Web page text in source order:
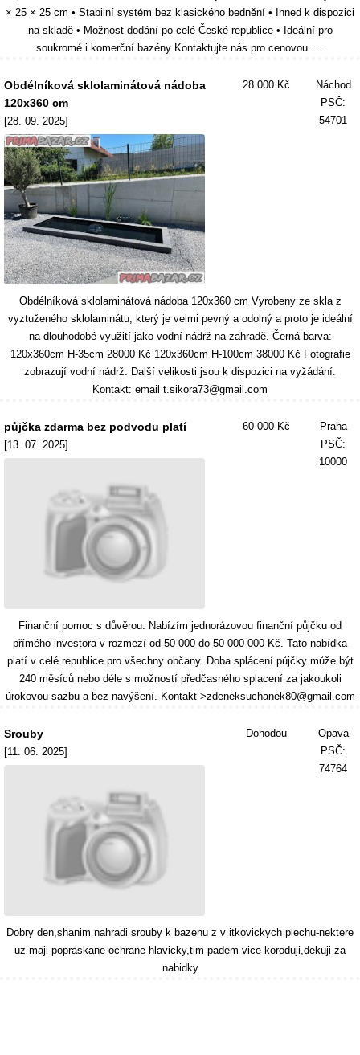
× 25 × 25 cm • Stabilní systém bez klasického bednění • Ihned k dispozici
na skladě • Možnost dodání po celé České republice • Ideální pro
soukromé i komerční bazény Kontaktujte nás pro cenovou ....
Obdélníková sklolaminátová nádoba
120x360 cm
[28. 09. 2025]
28 000 Kč
Náchod
PSČ:
54701
Obdélníková sklolaminátová nádoba 120x360 cm Vyrobeny ze skla z
vyztuženého sklolaminátu, který je velmi pevný a odolný a proto je ideální
na dlouhodobé využití jako vodní nádrž na zahradě. Černá barva:
120x360cm H-35cm 28000 Kč 120x360cm H-100cm 38000 Kč Fotografie
zobrazují vodní nádrž. Další velikosti jsou k dispozici na vyžádání.
Kontakt: email t.sikora73@gmail.com
půjčka zdarma bez podvodu platí
[13. 07. 2025]
60 000 Kč
Praha
PSČ:
10000
Finanční pomoc s důvěrou. Nabízím jednorázovou finanční půjčku od
přímého investora v rozmezí od 50 000 do 50 000 000 Kč. Tato nabídka
platí v celé republice pro všechny občany. Doba splácení půjčky může být
240 měsíců nebo déle s možností předčasného splacení za jakoukoli
úrokovou sazbu a bez navýšení. Kontakt >zdeneksuchanek80@gmail.com
Srouby
[11. 06. 2025]
Dohodou
Opava
PSČ:
74764
Dobry den,shanim nahradi srouby k bazenu z v itkovickych plechu-nektere
uz maji popraskane ochrane hlavicky,tim padem vice koroduji,dekuji za
nabidky